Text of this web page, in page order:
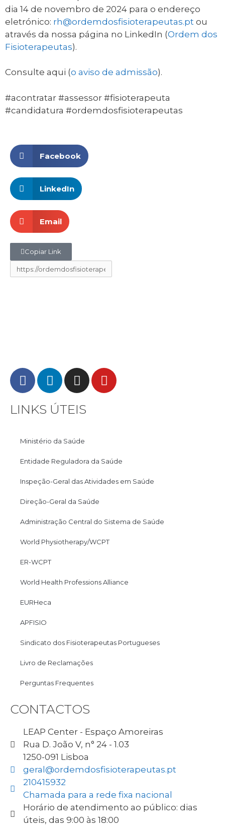
dia 14 de novembro de 2024 para o endereço
eletrónico: rh@ordemdosfisioterapeutas.pt ou
através da nossa página no LinkedIn (Ordem dos
Fisioterapeutas).
Consulte aqui (o aviso de admissão).
#acontratar #assessor #fisioterapeuta
#candidatura #ordemdosfisioterapeutas
Facebook
LinkedIn
Email
Copiar Link
LINKS ÚTEIS
Ministério da Saúde
Entidade Reguladora da Saúde
Inspeção-Geral das Atividades em Saúde
Direção-Geral da Saúde
Administração Central do Sistema de Saúde
World Physiotherapy/WCPT
ER-WCPT
World Health Professions Alliance
EURHeca
APFISIO
Sindicato dos Fisioterapeutas Portugueses
Livro de Reclamações
Perguntas Frequentes
CONTACTOS
LEAP Center - Espaço Amoreiras
Rua D. João V, n° 24 - 1.03
1250-091 Lisboa
geral@ordemdosfisioterapeutas.pt
210415932
Chamada para a rede fixa nacional
Horário de atendimento ao público: dias
úteis, das 9:00 às 18:00